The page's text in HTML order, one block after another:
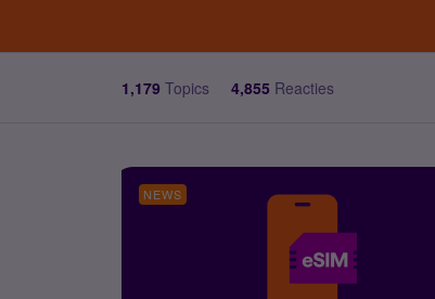
1,179 Topics 4,855 Reacties
NEWS